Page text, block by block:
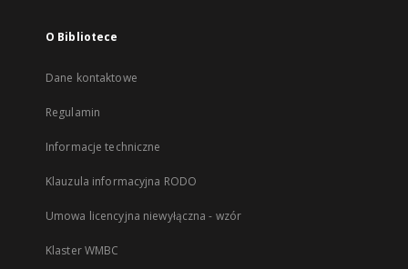
O Bibliotece
Dane kontaktowe
Regulamin
Informacje techniczne
Klauzula informacyjna RODO
Umowa licencyjna niewyłączna - wzór
Klaster WMBC